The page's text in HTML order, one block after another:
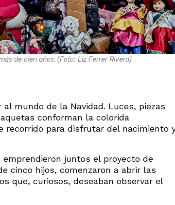
de cien años. (Foto: Liz Ferrer Rivera)
mundo de la Navidad. Luces, piezas
conforman la colorida
recorrido para disfrutar del nacimiento
juntos el proyecto de
cinco hijos, comenzaron a abrir las
que, curiosos, deseaban observar el